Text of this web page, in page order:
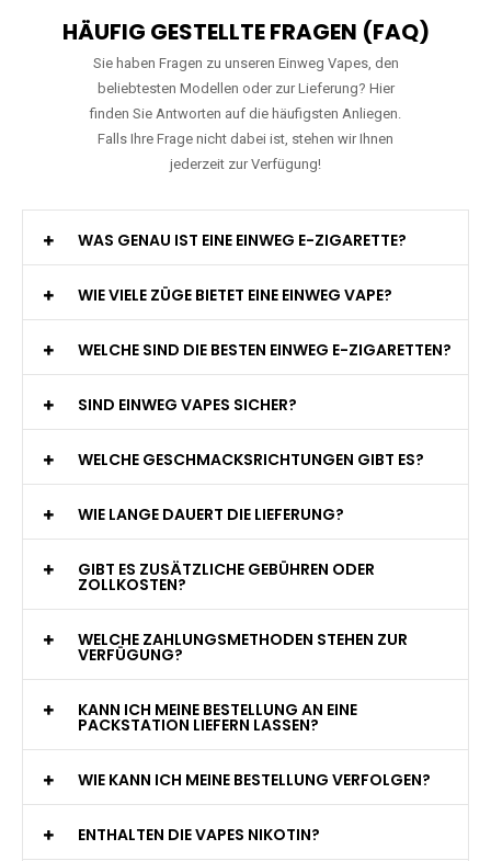
HÄUFIG GESTELLTE FRAGEN (FAQ)
Sie haben Fragen zu unseren Einweg Vapes, den
beliebtesten Modellen oder zur Lieferung? Hier
finden Sie Antworten auf die häufigsten Anliegen.
Falls Ihre Frage nicht dabei ist, stehen wir Ihnen
jederzeit zur Verfügung!
WAS GENAU IST EINE EINWEG E-ZIGARETTE?
WIE VIELE ZÜGE BIETET EINE EINWEG VAPE?
WELCHE SIND DIE BESTEN EINWEG E-ZIGARETTEN?
SIND EINWEG VAPES SICHER?
WELCHE GESCHMACKSRICHTUNGEN GIBT ES?
WIE LANGE DAUERT DIE LIEFERUNG?
GIBT ES ZUSÄTZLICHE GEBÜHREN ODER
ZOLLKOSTEN?
WELCHE ZAHLUNGSMETHODEN STEHEN ZUR
VERFÜGUNG?
KANN ICH MEINE BESTELLUNG AN EINE
PACKSTATION LIEFERN LASSEN?
WIE KANN ICH MEINE BESTELLUNG VERFOLGEN?
ENTHALTEN DIE VAPES NIKOTIN?